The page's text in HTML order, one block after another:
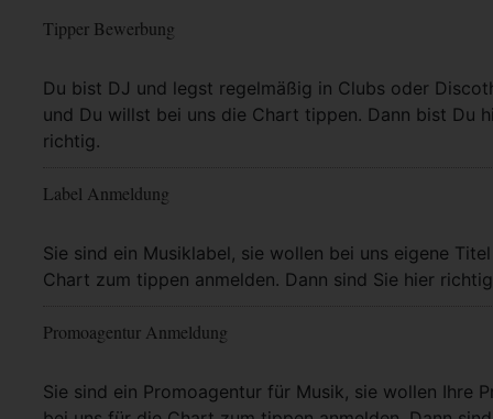
Tipper Bewerbung
Du bist DJ und legst regelmäßig in Clubs oder
und Du willst bei uns die Chart tippen. Dann bist Du
richtig.
Mehr Info
Label Anmeldung
Sie sind ein Musiklabel, sie wollen bei uns eigene
Chart zum tippen anmelden. Dann sind Sie hier
Mehr Info
Promoagentur Anmeldung
Sie sind ein Promoagentur für Musik, sie wollen Ihre
Mehr Info